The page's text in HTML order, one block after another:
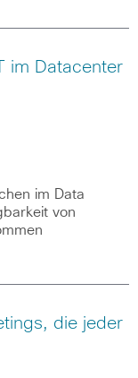
im Datacenter
im Data
von
die jeder